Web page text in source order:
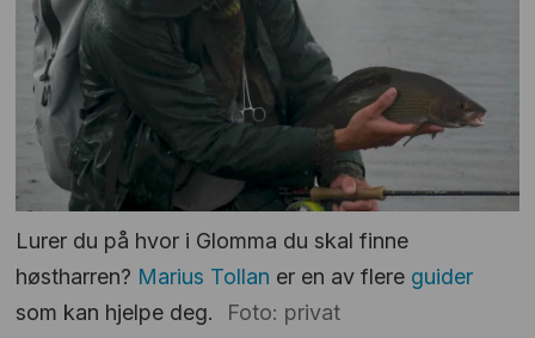
Lurer du på hvor i Glomma du skal finne
høstharren? Marius Tollan er en av flere guider
som kan hjelpe deg.
Foto: privat